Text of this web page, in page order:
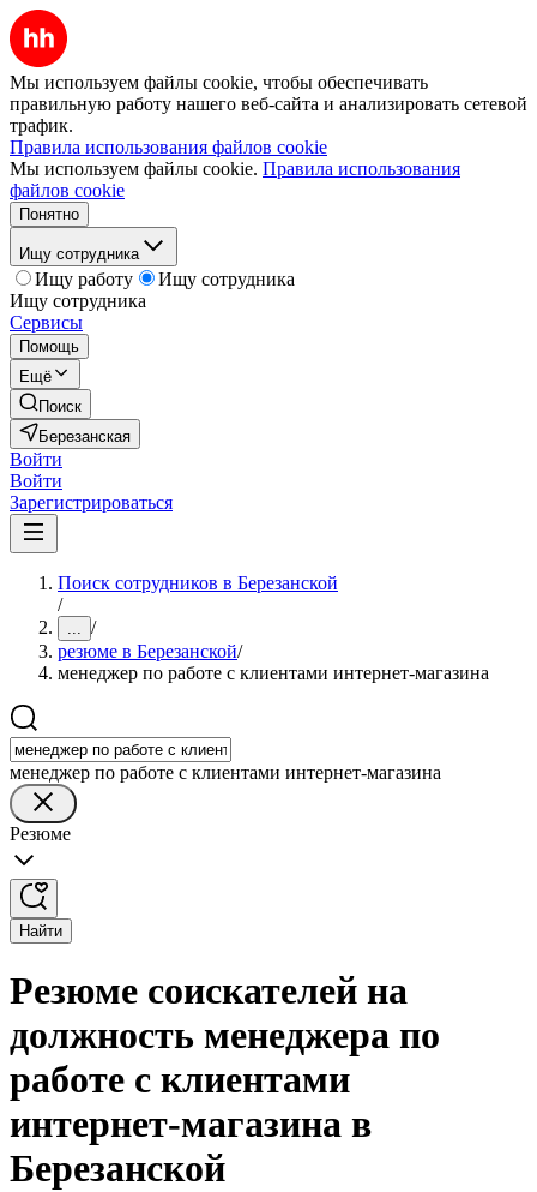
Мы используем файлы cookie, чтобы обеспечивать
правильную работу нашего веб-сайта и анализировать сетевой
трафик.
Правила использования файлов cookie
Мы используем файлы cookie. Правила использования
файлов cookie
Понятно
Ищу сотрудника
Ищу работу
Ищу сотрудника
Ищу сотрудника
Сервисы
Помощь
Ещё
Поиск
Березанская
Войти
Войти
Зарегистрироваться
Поиск сотрудников в Березанской
/
... /
резюме в Березанской/
менеджер по работе с клиентами интернет-магазина
менеджер по работе с клиентами интернет-магазина
Резюме
Найти
Резюме соискателей на
должность менеджера по
работе с клиентами
интернет-магазина в
Березанской